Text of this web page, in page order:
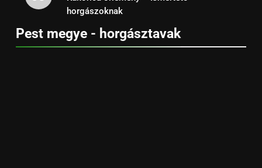
horgászoknak
Pest megye - horgásztavak